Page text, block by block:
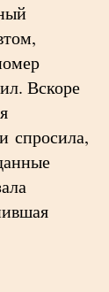
Вскоре
спросила,